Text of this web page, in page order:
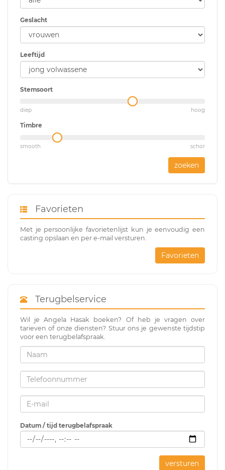
Geslacht
Leeftijd
Stemsoort
diep hoog
Timbre
smooth schor
zoeken
Favorieten
Met je persoonlijke favorietenlijst kun je eenvoudig een
casting opslaan en per e-mail versturen.
Favorieten
Terugbelservice
Wil je Angela Hasak boeken? Of heb je vragen over
tarieven of onze diensten? Stuur ons je gewenste tijdstip
voor een terugbelafspraak.
Datum / tijd terugbelafspraak
versturen